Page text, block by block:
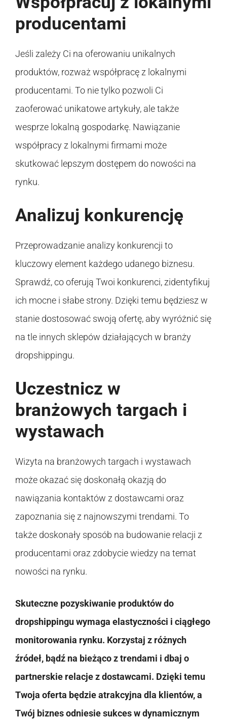
producentami
Jeśli zależy Ci na oferowaniu unikalnych
produktów, rozważ współpracę z lokalnymi
producentami. To nie tylko pozwoli Ci
zaoferować unikatowe artykuły, ale także
wesprze lokalną gospodarkę. Nawiązanie
współpracy z lokalnymi firmami może
skutkować lepszym dostępem do nowości na
rynku.
Analizuj konkurencję
Przeprowadzanie analizy konkurencji to
kluczowy element każdego udanego biznesu.
Sprawdź, co oferują Twoi konkurenci, zidentyfikuj
ich mocne i słabe strony. Dzięki temu będziesz w
stanie dostosować swoją ofertę, aby wyróżnić się
na tle innych sklepów działających w branży
dropshippingu.
Uczestnicz w
branżowych targach i
wystawach
Wizyta na branżowych targach i wystawach
może okazać się doskonałą okazją do
nawiązania kontaktów z dostawcami oraz
zapoznania się z najnowszymi trendami. To
także doskonały sposób na budowanie relacji z
producentami oraz zdobycie wiedzy na temat
nowości na rynku.
Skuteczne pozyskiwanie produktów do
dropshippingu wymaga elastyczności i ciągłego
monitorowania rynku. Korzystaj z różnych
źródeł, bądź na bieżąco z trendami i dbaj o
partnerskie relacje z dostawcami. Dzięki temu
Twoja oferta będzie atrakcyjna dla klientów, a
Twój biznes odniesie sukces w dynamicznym